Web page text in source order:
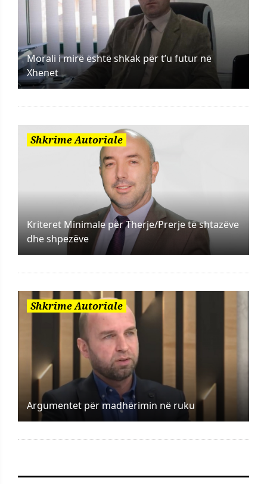
Morali i mirë është shkak për t’u futur në
Xhenet
Shkrime Autoriale
Kriteret Minimale për Therje/Prerje të shtazëve
dhe shpezëve
Shkrime Autoriale
Argumentet për madhërimin në ruku